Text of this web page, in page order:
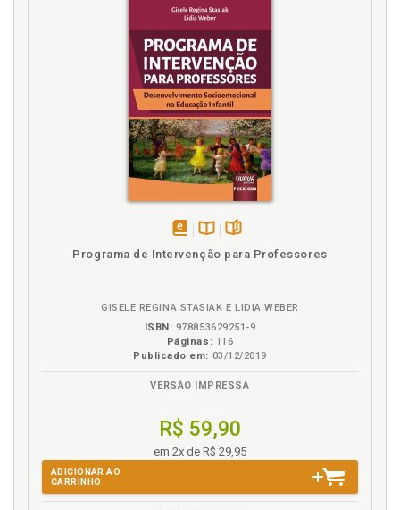
13 DEFINIÇÃO, p. 93
TÍTULOS DE LOMBADAS DE PUBLICAÇÕES, p. 95
14 DEFINIÇÃO, p. 95
14.1 Título da lombada, p. 95
14.2 Título da lombada no sentido descendente, p. 96
REFERÊNCIAS, p. 97
na
Programa de Intervenção para Professores
GISELE REGINA STASIAK E LIDIA WEBER
ISBN: 978853629251-9
Páginas: 116
Publicado em: 03/12/2019
VERSÃO IMPRESSA
R$ 59,90
em 2x de R$ 29,95
ADICIONAR AO
CARRINHO